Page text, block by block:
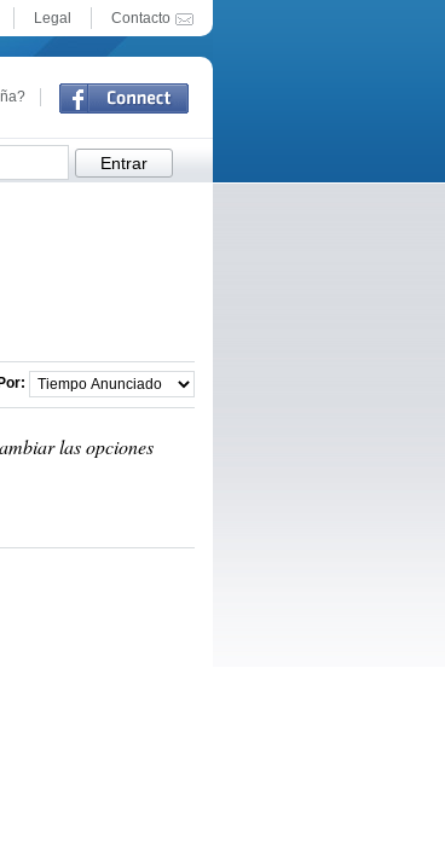
Facebook Connect
Legal Contacto
las opciones